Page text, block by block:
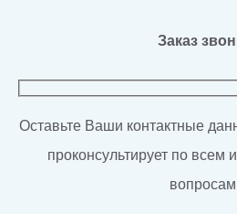
Заказ
Оставьте Ваши контактные
проконсультирует по